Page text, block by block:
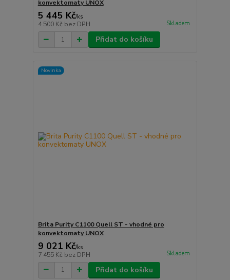
konvektomaty UNOX
5 445 Kč/ks
4 500 Kč bez DPH Skladem
Přidat do košíku
Novinka
Brita Purity C1100 Quell ST - vhodné pro
konvektomaty UNOX
9 021 Kč/ks
7 455 Kč bez DPH Skladem
Přidat do košíku